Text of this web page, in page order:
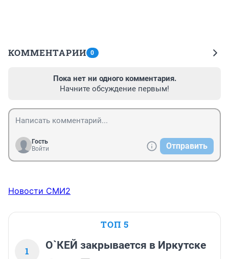
КОММЕНТАРИИ 0
Пока нет ни одного комментария.
Начните обсуждение первым!
Гость
Войти
Отправить
Новости СМИ2
ТОП 5
1 О`КЕЙ закрывается в Иркутске